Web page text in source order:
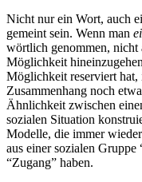
Nicht nur ein Wort, auch
gemeint sein. Wenn man
wörtlich genommen, nicht
Möglichkeit
Möglichkeit reserviert hat,
Zusammenhang noch
Ähnlichkeit zwischen
sozialen Situation
Modelle, die immer
aus einer sozialen Gruppe
“Zugang” haben.